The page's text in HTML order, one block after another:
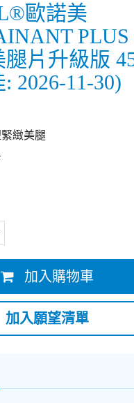
歐諾美
PLUS
片升級版
2026-11-30)
緻美腿
加入購物車
加入願望清單